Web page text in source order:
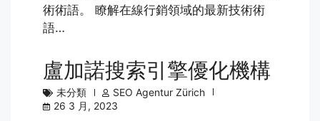
術術語。 瞭解在線行銷領域的最新技術術
語…
盧加諾搜索引擎優化機構
未分類
SEO Agentur Zürich
26 3 月, 2023